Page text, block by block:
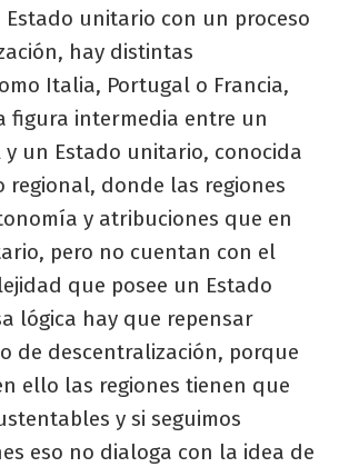
unitario con un proceso
hay distintas
Italia, Portugal o Francia,
figura intermedia entre un
un Estado unitario, conocida
regional, donde las regiones
y atribuciones que en
pero no cuentan con el
que posee un Estado
lógica hay que repensar
de descentralización, porque
ello las regiones tienen que
y si seguimos
eso no dialoga con la idea de